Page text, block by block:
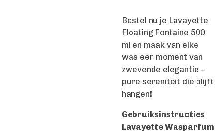
Bestel nu je Lavayette
Floating Fontaine 500
ml en maak van elke
was een moment van
zwevende elegantie –
pure sereniteit die blijft
hangen!
Gebruiksinstructies
Lavayette Wasparfum